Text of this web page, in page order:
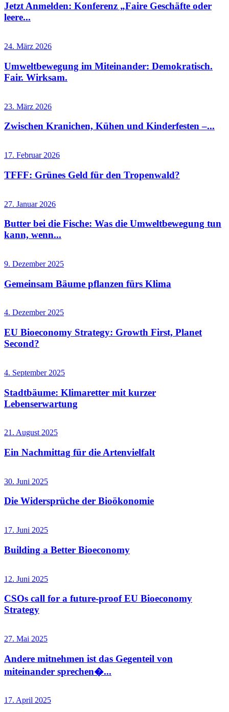
Jetzt Anmelden: Konferenz „Faire Geschäfte oder
leere...
24. März 2026
Umweltbewegung im Miteinander: Demokratisch.
Fair. Wirksam.
23. März 2026
Zwischen Kranichen, Kühen und Kinderfesten –...
17. Februar 2026
TFFF: Grünes Geld für den Tropenwald?
27. Januar 2026
Butter bei die Fische: Was die Umweltbewegung tun
kann, wenn...
9. Dezember 2025
Gemeinsam Bäume pflanzen fürs Klima
4. Dezember 2025
EU Bioeconomy Strategy: Growth First, Planet
Second?
4. September 2025
Stadtbäume: Klimaretter mit kurzer
Lebenserwartung
21. August 2025
Ein Nachmittag für die Artenvielfalt
30. Juni 2025
Die Widersprüche der Bioökonomie
17. Juni 2025
Building a Better Bioeconomy
12. Juni 2025
CSOs call for a future-proof EU Bioeconomy
Strategy
27. Mai 2025
Andere mitnehmen ist das Gegenteil von
miteinander sprechen�...
17. April 2025